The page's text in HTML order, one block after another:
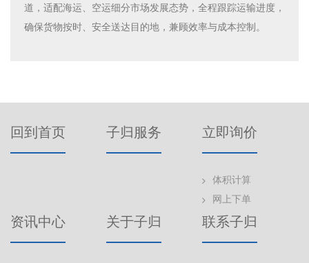
道，适配海运、空运细分市场发展态势，全程跟踪运输进度，
确保货物按时、安全送达目的地，兼顾效率与成本控制。
回到首页 子归服务 立即询价
体积计算
网上下单
资讯中心 关于子归 联系子归